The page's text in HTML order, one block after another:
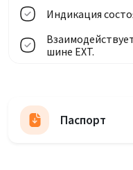
Индикация
шине EXT.
Паспорт